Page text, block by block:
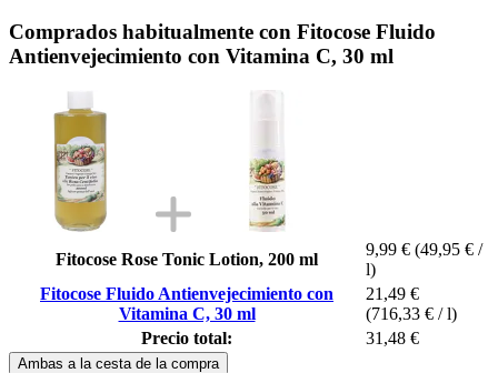
Comprados habitualmente con Fitocose Fluido
Antienvejecimiento con Vitamina C, 30 ml
Fitocose Rose Tonic Lotion, 200 ml
9,99 € (49,95 € /
l)
Fitocose Fluido Antienvejecimiento con
Vitamina C, 30 ml
21,49 €
(716,33 € / l)
Precio total:
31,48 €
Ambas a la cesta de la compra